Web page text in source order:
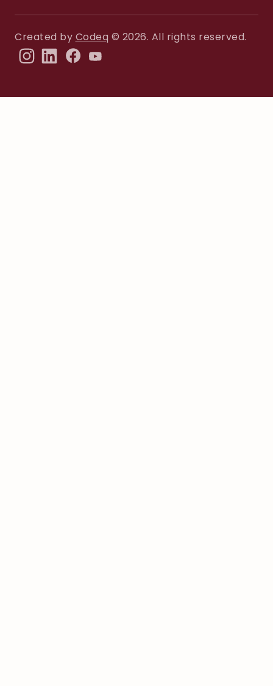
Created by Codeq © 2026. All rights reserved.